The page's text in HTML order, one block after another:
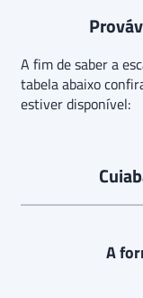
A fim de saber a
tabela abaixo
estiver disponível:
A